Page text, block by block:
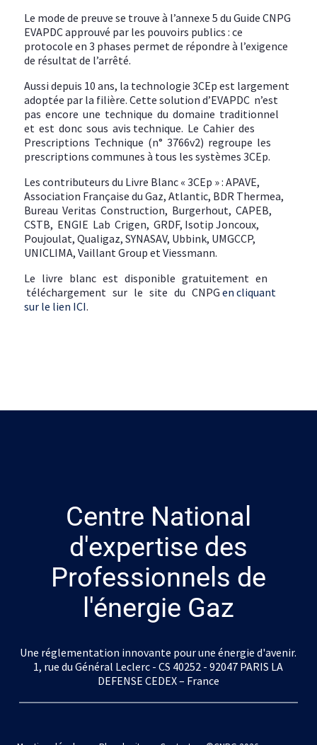
Le mode de preuve se trouve à l’annexe 5 du Guide CNPG
EVAPDC approuvé par les pouvoirs publics : ce
protocole en 3 phases permet de répondre à l’exigence
de résultat de l’arrêté.
Aussi depuis 10 ans, la technologie 3CEp est largement
adoptée par la filière. Cette solution d’EVAPDC n’est
pas encore une technique du domaine traditionnel
et est donc sous avis technique. Le Cahier des
Prescriptions Technique (n° 3766v2) regroupe les
prescriptions communes à tous les systèmes 3CEp.
Les contributeurs du Livre Blanc « 3CEp » : APAVE,
Association Française du Gaz, Atlantic, BDR Thermea,
Bureau Veritas Construction, Burgerhout, CAPEB,
CSTB, ENGIE Lab Crigen, GRDF, Isotip Joncoux,
Poujoulat, Qualigaz, SYNASAV, Ubbink, UMGCCP,
UNICLIMA, Vaillant Group et Viessmann.
Le livre blanc est disponible gratuitement en
téléchargement sur le site du CNPGen cliquant
sur le lien ICI.
Centre National
d'expertise des
Professionnels de
l'énergie Gaz
Une réglementation innovante pour une énergie d'avenir.
1, rue du Général Leclerc - CS 40252 - 92047 PARIS LA
DEFENSE CEDEX – France